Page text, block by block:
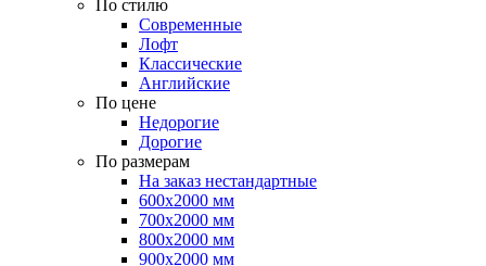
По стилю
Современные
Лофт
Классические
Английские
По цене
Недорогие
Дорогие
По размерам
На заказ нестандартные
600х2000 мм
700х2000 мм
800х2000 мм
900х2000 мм